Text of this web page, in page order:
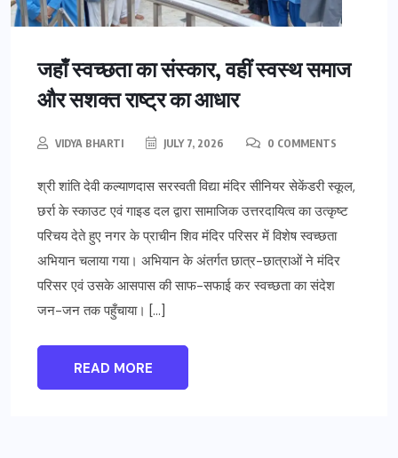
जहाँ स्वच्छता का संस्कार, वहीं स्वस्थ समाज
और सशक्त राष्ट्र का आधार
VIDYA BHARTI JULY 7, 2026 0 COMMENTS
श्री शांति देवी कल्याणदास सरस्वती विद्या मंदिर सीनियर सेकेंडरी स्कूल,
छर्रा के स्काउट एवं गाइड दल द्वारा सामाजिक उत्तरदायित्व का उत्कृष्ट
परिचय देते हुए नगर के प्राचीन शिव मंदिर परिसर में विशेष स्वच्छता
अभियान चलाया गया। अभियान के अंतर्गत छात्र-छात्राओं ने मंदिर
परिसर एवं उसके आसपास की साफ-सफाई कर स्वच्छता का संदेश
जन-जन तक पहुँचाया। […]
READ MORE